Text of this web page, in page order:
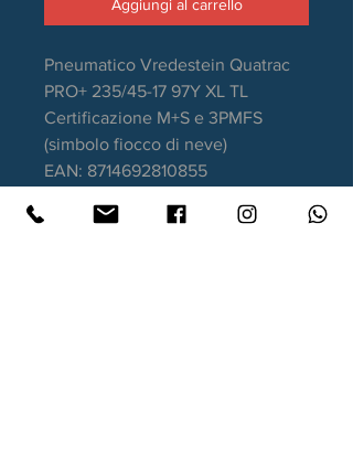
Aggiungi al carrello
Pneumatico Vredestein Quatrac
PRO+ 235/45-17 97Y XL TL
Certificazione M+S e 3PMFS
(simbolo fiocco di neve)
EAN: 8714692810855
Aderenza sul bagnato: B